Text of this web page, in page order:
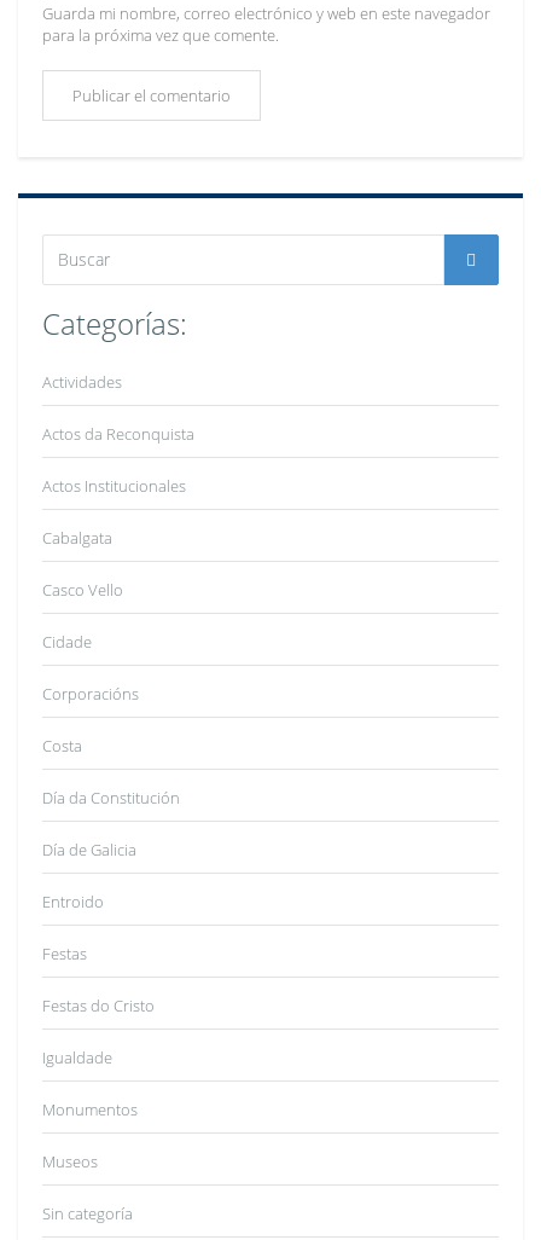
Guarda mi nombre, correo electrónico y web en este navegador
para la próxima vez que comente.
Categorías:
Actividades
Actos da Reconquista
Actos Institucionales
Cabalgata
Casco Vello
Cidade
Corporacións
Costa
Día da Constitución
Día de Galicia
Entroido
Festas
Festas do Cristo
Igualdade
Monumentos
Museos
Sin categoría